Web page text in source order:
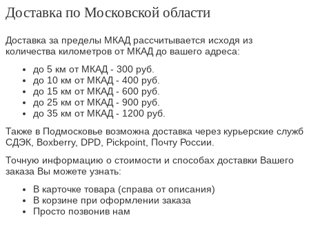
Доставка по Московской области
Доставка за пределы МКАД рассчитывается исходя из
количества километров от МКАД до вашего адреса:
до 5 км от МКАД - 300 руб.
до 10 км от МКАД - 400 руб.
до 15 км от МКАД - 600 руб.
до 25 км от МКАД - 900 руб.
до 35 км от МКАД - 1200 руб.
Также в Подмосковье возможна доставка через курьерские служб
СДЭК, Boxberry, DPD, Pickpoint, Почту России.
Точную информацию о стоимости и способах доставки Вашего
заказа Вы можете узнать:
В карточке товара (справа от описания)
В корзине при оформлении заказа
Просто позвонив нам